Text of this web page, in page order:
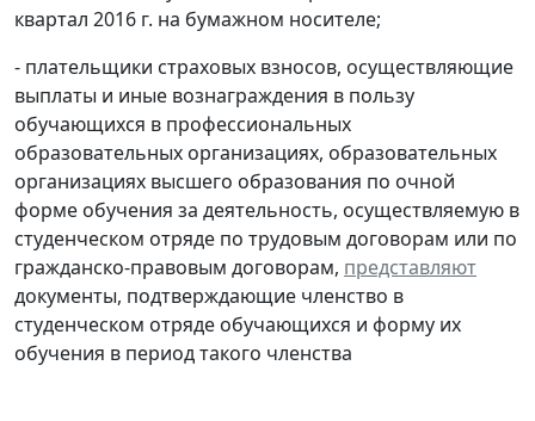
квартал 2016 г. на бумажном носителе;
- плательщики страховых взносов, осуществляющие
выплаты и иные вознаграждения в пользу
обучающихся в профессиональных
образовательных организациях, образовательных
организациях высшего образования по очной
форме обучения за деятельность, осуществляемую в
студенческом отряде по трудовым договорам или по
гражданско-правовым договорам, представляют
документы, подтверждающие членство в
студенческом отряде обучающихся и форму их
обучения в период такого членства